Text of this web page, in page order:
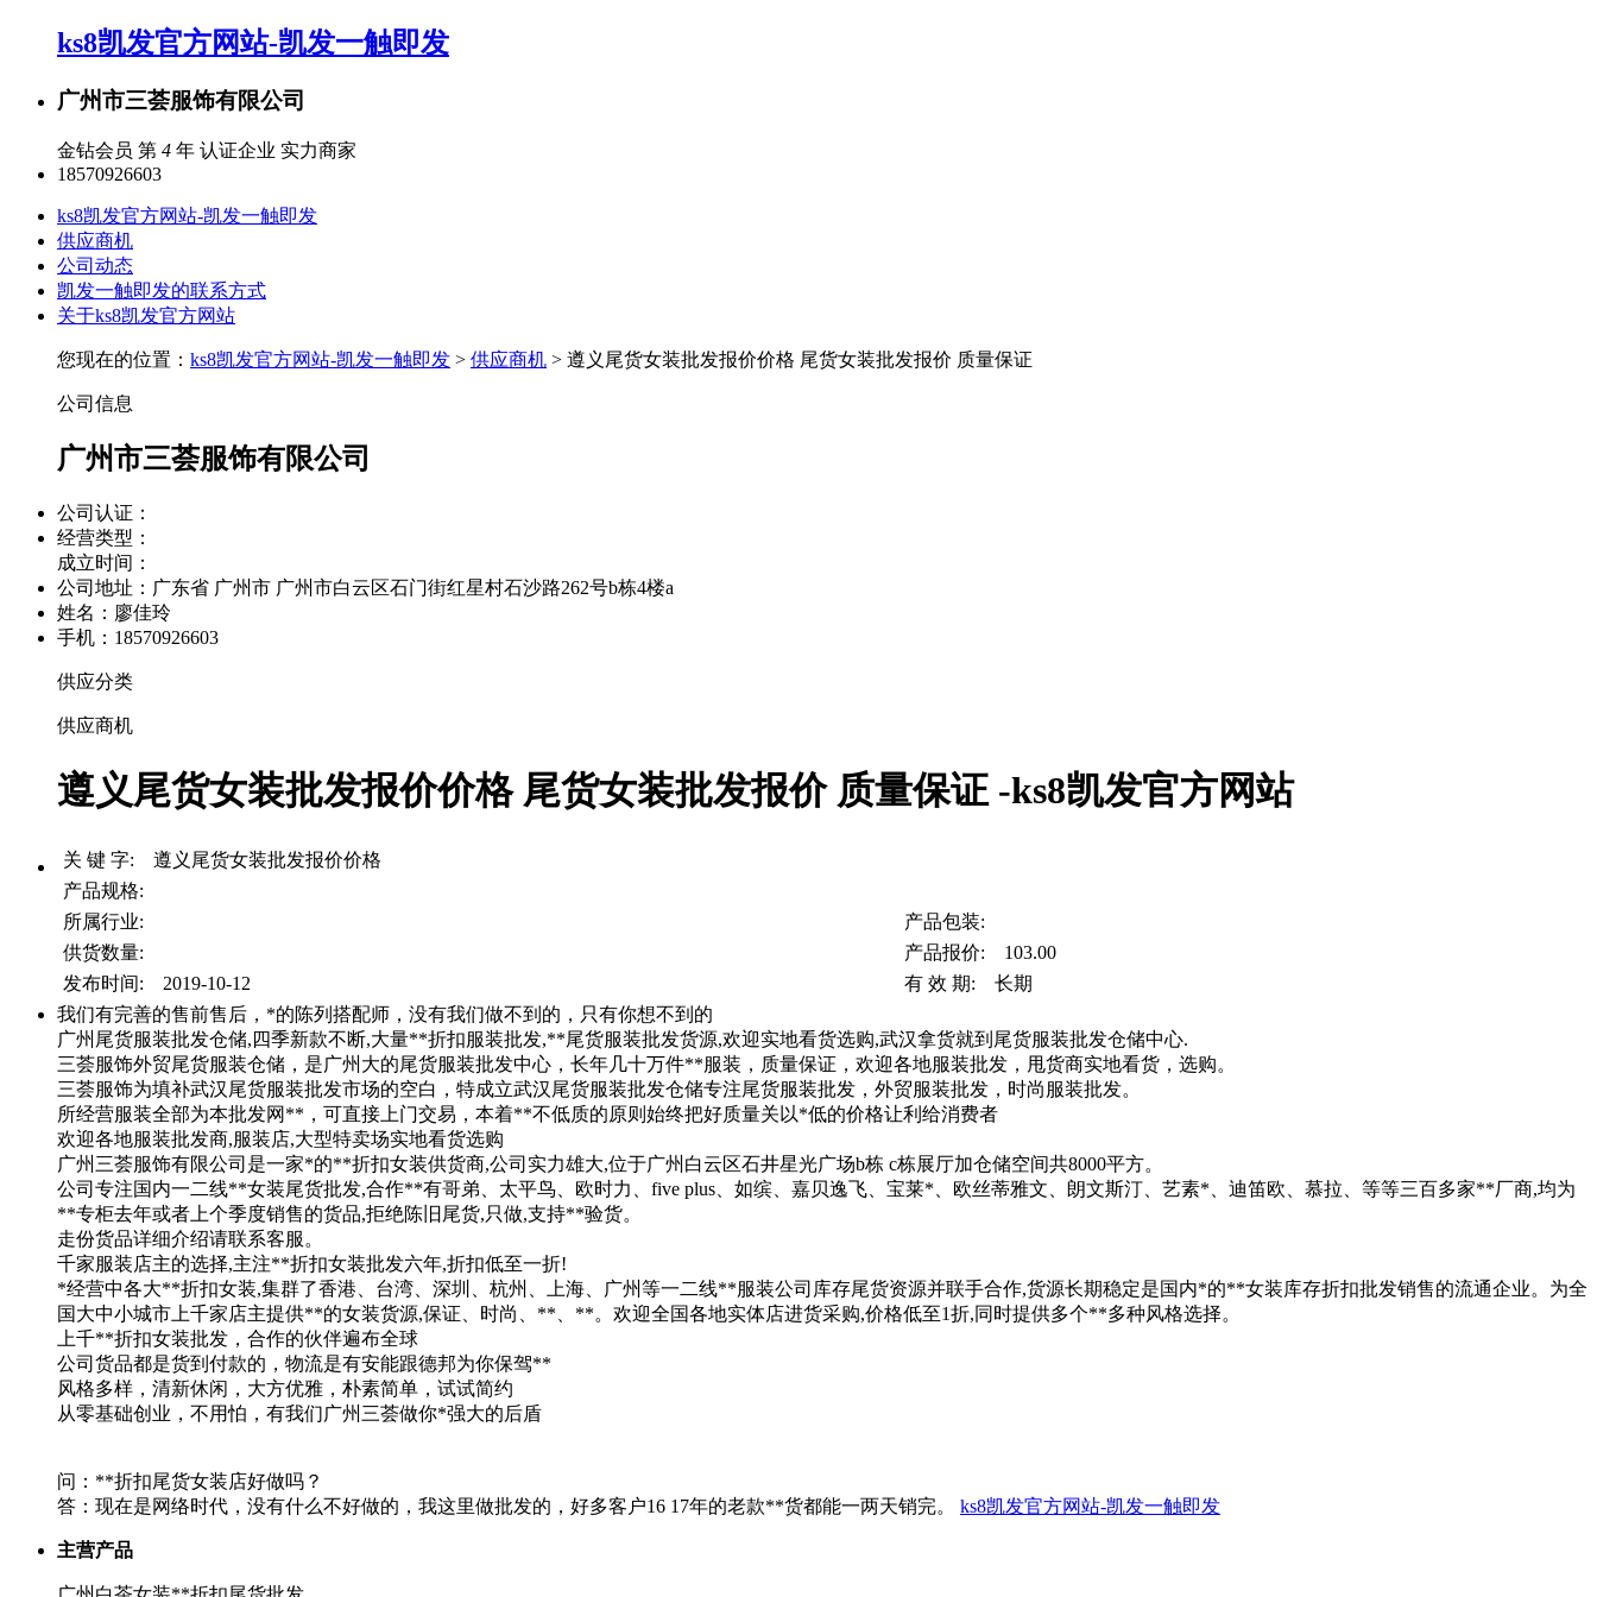
ks8凯发官方网站-凯发一触即发
广州市三荟服饰有限公司
金钻会员 第 4 年 认证企业 实力商家
18570926603
ks8凯发官方网站-凯发一触即发
供应商机
公司动态
凯发一触即发的联系方式
关于ks8凯发官方网站
您现在的位置： ks8凯发官方网站-凯发一触即发 > 供应商机 > 遵义尾货女装批发报价价格 尾货女装批发报价 质量保证
公司信息
广州市三荟服饰有限公司
公司认证：
经营类型：
成立时间：
公司地址： 广东省 广州市 广州市白云区石门街红星村石沙路262号b栋4楼a
姓名：廖佳玲
手机：18570926603
供应分类
供应商机
遵义尾货女装批发报价价格 尾货女装批发报价 质量保证 -ks8凯发官方网站
关 键 字: 遵义尾货女装批发报价价格
产品规格:
所属行业:
产品包装:
供货数量:
产品报价: 103.00
发布时间: 2019-10-12
有 效 期: 长期
我们有完善的售前售后，*的陈列搭配师，没有我们做不到的，只有你想不到的
广州尾货服装批发仓储,四季新款不断,大量**折扣服装批发,**尾货服装批发货源,欢迎实地看货选购,武汉拿货就到尾货服装批发仓储中心.
三荟服饰外贸尾货服装仓储，是广州大的尾货服装批发中心，长年几十万件**服装，质量保证，欢迎各地服装批发，甩货商实地看货，选购。
三荟服饰为填补武汉尾货服装批发市场的空白，特成立武汉尾货服装批发仓储专注尾货服装批发，外贸服装批发，时尚服装批发。
所经营服装全部为本批发网**，可直接上门交易，本着**不低质的原则始终把好质量关以*低的价格让利给消费者
欢迎各地服装批发商,服装店,大型特卖场实地看货选购
广州三荟服饰有限公司是一家*的**折扣女装供货商,公司实力雄大,位于广州白云区石井星光广场b栋 c栋展厅加仓储空间共8000平方。
公司专注国内一二线**女装尾货批发,合作**有哥弟、太平鸟、欧时力、five plus、如缤、嘉贝逸飞、宝莱*、欧丝蒂雅文、朗文斯汀、艺素*、迪笛欧、慕拉、等等三百多家**厂商,均为
**专柜去年或者上个季度销售的货品,拒绝陈旧尾货,只做,支持**验货。
走份货品详细介绍请联系客服。
千家服装店主的选择,主注**折扣女装批发六年,折扣低至一折!
*经营中各大**折扣女装,集群了香港、台湾、深圳、杭州、上海、广州等一二线**服装公司库存尾货资源并联手合作,货源长期稳定是国内*的**女装库存折扣批发销售的流通企业。为全
国大中小城市上千家店主提供**的女装货源,保证、时尚、**、**。欢迎全国各地实体店进货采购,价格低至1折,同时提供多个**多种风格选择。
上千**折扣女装批发，合作的伙伴遍布全球
公司货品都是货到付款的，物流是有安能跟德邦为你保驾**
风格多样，清新休闲，大方优雅，朴素简单，试试简约
从零基础创业，不用怕，有我们广州三荟做你*强大的后盾
问：**折扣尾货女装店好做吗？
答：现在是网络时代，没有什么不好做的，我这里做批发的，好多客户16 17年的老款**货都能一两天销完。
ks8凯发官方网站-凯发一触即发
主营产品